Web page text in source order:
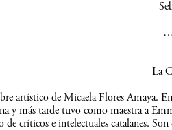
La
artístico de Micaela Flores Amaya.
y más tarde tuvo como maestra a
de críticos e intelectuales catalanes.